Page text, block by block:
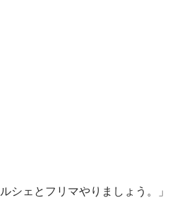
シェとフリマやりましょう。」